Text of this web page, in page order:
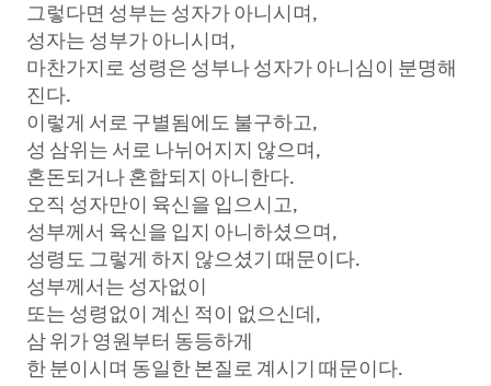
그렇다면 성부는 성자가 아니시며,
성자는 성부가 아니시며,
마찬가지로 성령은 성부나 성자가 아니심이 분명해
진다.
이렇게 서로 구별됨에도 불구하고,
성 삼위는 서로 나뉘어지지 않으며,
혼돈되거나 혼합되지 아니한다.
오직 성자만이 육신을 입으시고,
성부께서 육신을 입지 아니하셨으며,
성령도 그렇게 하지 않으셨기 때문이다.
성부께서는 성자없이
또는 성령없이 계신 적이 없으신데,
삼 위가 영원부터 동등하게
한 분이시며 동일한 본질로 계시기 때문이다.